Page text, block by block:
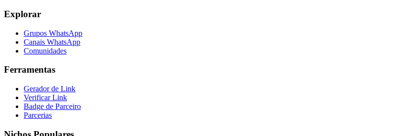
Explorar
Grupos WhatsApp
Canais WhatsApp
Comunidades
Ferramentas
Gerador de Link
Verificar Link
Badge de Parceiro
Parcerias